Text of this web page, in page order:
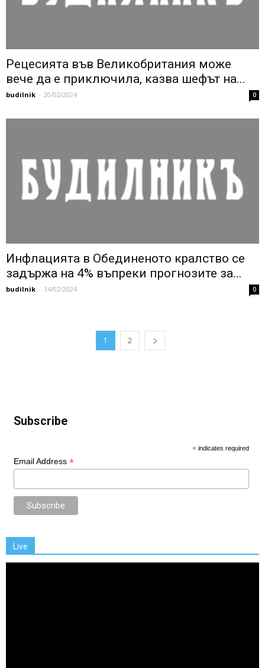
Рецесията във Великобритания може
вече да е приключила, казва шефът на...
budilnik - 20/02/2024 0
Инфлацията в Обединеното кралство се
задържа на 4% въпреки прогнозите за...
budilnik - 14/02/2024 0
1 2
Subscribe
* indicates required
Email Address *
Live